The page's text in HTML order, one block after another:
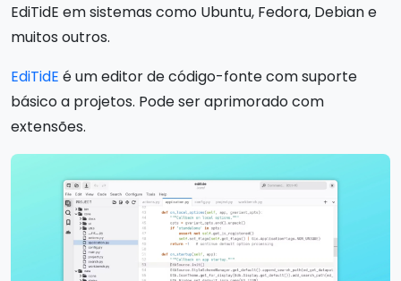
EdiTidE em sistemas como Ubuntu, Fedora, Debian e
muitos outros.
EdiTidE é um editor de código-fonte com suporte
básico a projetos. Pode ser aprimorado com
extensões.